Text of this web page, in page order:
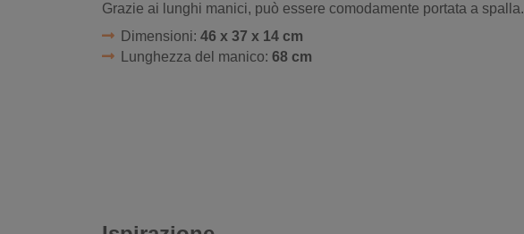
Grazie ai lunghi manici, può essere comodamente portata a spalla.
Dimensioni: 46 x 37 x 14 cm
Lunghezza del manico: 68 cm